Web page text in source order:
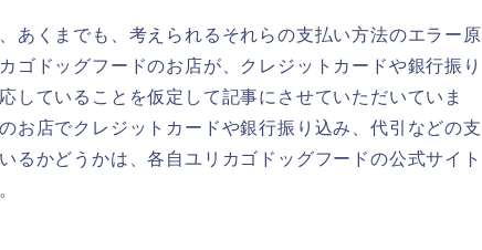
あくまでも、考えられるそれらの支払い方法のエラー原
ゴドッグフードのお店が、クレジットカードや銀行振り
していることを仮定して記事にさせていただいていま
お店でクレジットカードや銀行振り込み、代引などの支
るかどうかは、各自ユリカゴドッグフードの公式サイト